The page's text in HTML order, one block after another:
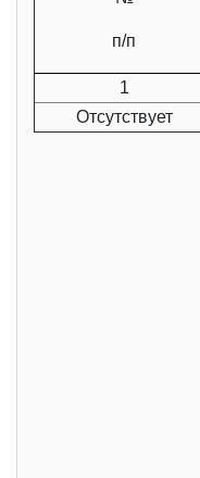
п/п
1
Отсутствует